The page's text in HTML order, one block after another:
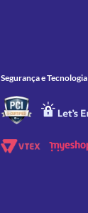
Segurança e Tecnologia